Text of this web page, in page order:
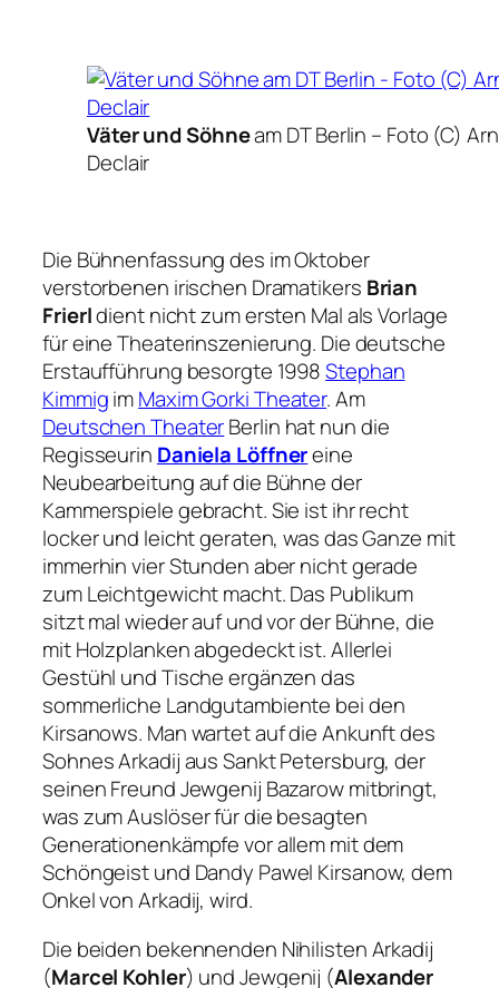
Väter und Söhneam DT Berlin – Foto (C)
Declair
Die Bühnenfassung des im Oktober
verstorbenen irischen Dramatikers Brian
Frierldient nicht zum ersten Mal als Vorlage
für eine Theaterinszenierung. Die deutsche
Erstaufführung besorgte 1998Stephan
KimmigimMaxim Gorki Theater. Am
Deutschen TheaterBerlin hat nun die
Regisseurin Daniela Löffnereine
Neubearbeitung auf die Bühne der
Kammerspiele gebracht. Sie ist ihr recht
locker und leicht geraten, was das Ganze mit
immerhin vier Stunden aber nicht gerade
zum Leichtgewicht macht. Das Publikum
sitzt mal wieder auf und vor der Bühne, die
mit Holzplanken abgedeckt ist. Allerlei
Gestühl und Tische ergänzen das
sommerliche Landgutambiente bei den
Kirsanows. Man wartet auf die Ankunft des
Sohnes Arkadij aus Sankt Petersburg, der
seinen Freund Jewgenij Bazarow mitbringt,
was zum Auslöser für die besagten
Generationenkämpfe vor allem mit dem
Schöngeist und Dandy Pawel Kirsanow, dem
Onkel von Arkadij, wird.
Die beiden bekennenden Nihilisten Arkadij
(Marcel Kohler) und Jewgenij (Alexander